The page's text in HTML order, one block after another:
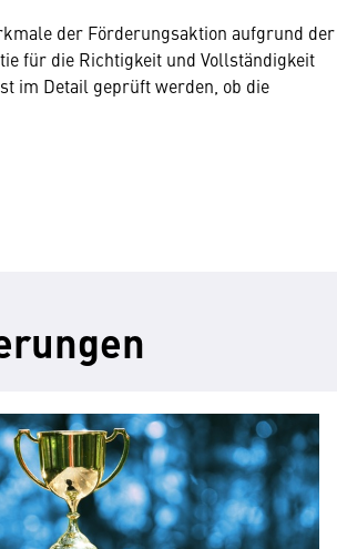
der Förderungsaktion aufgrund der
für die Richtigkeit und Vollständigkeit
im Detail geprüft werden, ob die